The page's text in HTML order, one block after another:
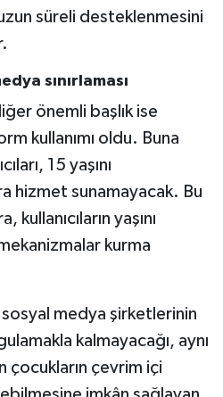
süreli desteklenmesini
sınırlaması
önemli başlık ise
kullanımı oldu. Buna
15 yaşını
hizmet sunamayacak. Bu
yaşını
kurma
medya şirketlerinin
kalmayacağı, aynı
çocukların çevrim içi